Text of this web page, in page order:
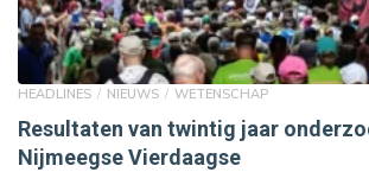
HEADLINES NIEUWS WETENSCHAP
Resultaten van twintig jaar
Nijmeegse Vierdaagse